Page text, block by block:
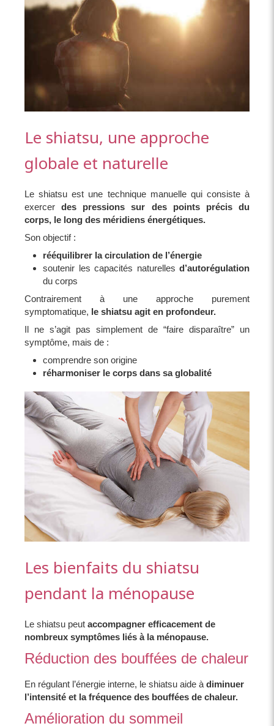
Le shiatsu, une approche
globale et naturelle
Le shiatsu est une technique manuelle qui consiste à
exercerdes pressions sur des points précis du
corps, le long des méridiens énergétiques.
Son objectif :
rééquilibrer la circulation de l’énergie
soutenir les capacités naturelles d’autorégulation
du corps
Contrairement à une approche purement
symptomatique, le shiatsu agit en profondeur.
Il ne s’agit pas simplement de “faire disparaître” un
symptôme, mais de :
comprendre son origine
réharmoniser le corps dans sa globalité
Les bienfaits du shiatsu
pendant la ménopause
Le shiatsu peut accompagner efficacement de
nombreux symptômes liés à la ménopause.
Réduction des bouffées de chaleur
En régulant l’énergie interne, le shiatsu aide àdiminuer
l’intensité et la fréquence des bouffées de chaleur.
Amélioration du sommeil